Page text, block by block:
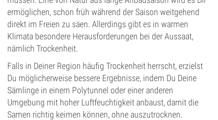
ermöglichen, schon früh während der Saison weitgehend
direkt im Freien zu säen. Allerdings gibt es in warmen
Klimata besondere Herausforderungen bei der Aussaat,
nämlich Trockenheit.
Falls in Deiner Region häufig Trockenheit herrscht, erzielst
Du möglicherweise bessere Ergebnisse, indem Du Deine
Sämlinge in einem Polytunnel oder einer anderen
Umgebung mit hoher Luftfeuchtigkeit anbaust, damit die
Samen richtig keimen können, ohne auszutrocknen.